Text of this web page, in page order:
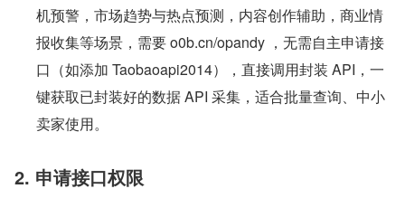
机预警，市场趋势与热点预测，内容创作辅助，商业情
报收集等场景，需要 o0b.cn/opandy ，无需自主申请接
口（如添加 Taobaoapi2014），直接调用封装 API，一
键获取已封装好的数据 API 采集，适合批量查询、中小
卖家使用。
2. 申请接口权限